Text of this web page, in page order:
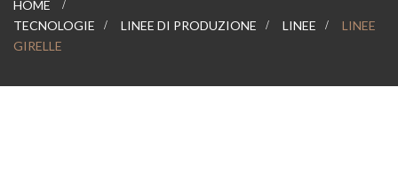
HOME
>
TECNOLOGIE
> LINEE DI PRODUZIONE > LINEE >
LINEE
GIRELLE